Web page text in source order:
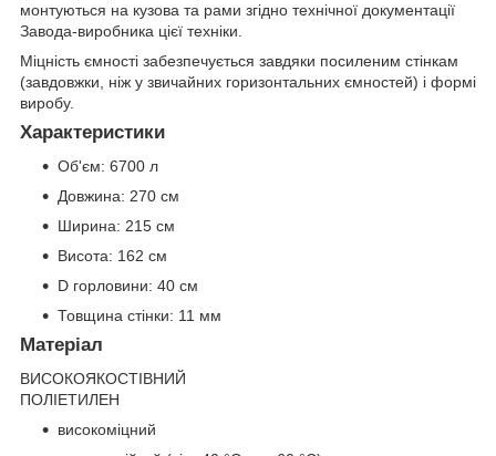
монтуються на кузова та рами згідно технічної документації
Завода-виробника цієї техніки.
Міцність ємності забезпечується завдяки посиленим стінкам
(завдовжки, ніж у звичайних горизонтальних ємностей) і формі
виробу.
Характеристики
Об'єм: 6700 л
Довжина: 270 см
Ширина: 215 см
Висота: 162 см
D горловини: 40 см
Товщина стінки: 11 мм
Матеріал
ВИСОКОЯКОСТІВНИЙ
ПОЛІЕТИЛЕН
високоміцний